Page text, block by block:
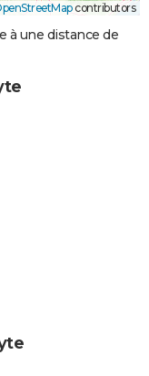
contributors
à une distance de